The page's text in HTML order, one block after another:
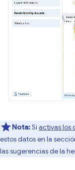
Nota:Si activas los
estos datos en la
las sugerencias de la